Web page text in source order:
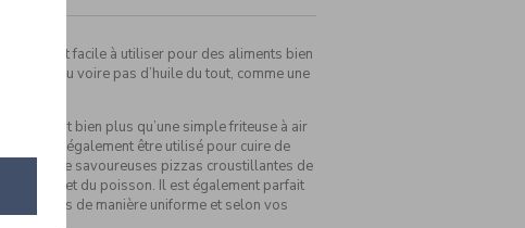
rapide et facile à utiliser pour des aliments bien
avec peu voire pas d’huile du tout, comme une
c’est bien plus qu’une simple friteuse à air
Oven peut également être utilisé pour cuire de
rôtis, de savoureuses pizzas croustillantes de
la viande et du poisson. Il est également parfait
paninis de manière uniforme et selon vos